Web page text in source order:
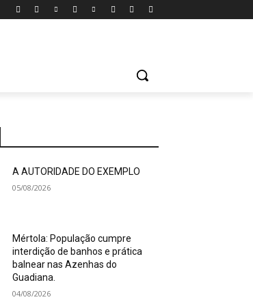
A AUTORIDADE DO EXEMPLO
05/08/2026
Mértola: População cumpre
interdição de banhos e prática
balnear nas Azenhas do
Guadiana.
04/08/2026